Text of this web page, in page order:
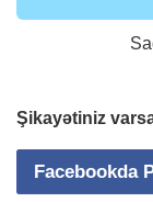
Şikayətiniz
Facebookda